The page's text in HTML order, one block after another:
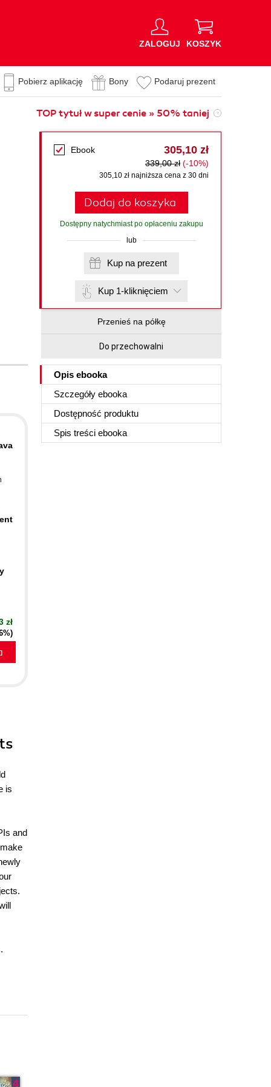
ZALOGUJ KOSZYK
Pobierz aplikację Bony Podaruj prezent
TOP tytuł w super cenie » 50% taniej
Ebook 305,10 zł
339,00 zł (-10%)
305,10 zł najniższa cena z 30 dni
Dodaj do koszyka
Dostępny natychmiast po opłaceniu zakupu
lub
Kup na prezent
Kup 1-kliknięciem
Przenieś na półkę
Do przechowalni
Opis ebooka
Szczegóły ebooka
Dostępność produktu
Spis treści ebooka
zł
is
and